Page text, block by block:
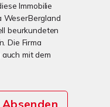
Immobilie
WeserBergland
beurkundeten
Die Firma
mit dem
Absenden